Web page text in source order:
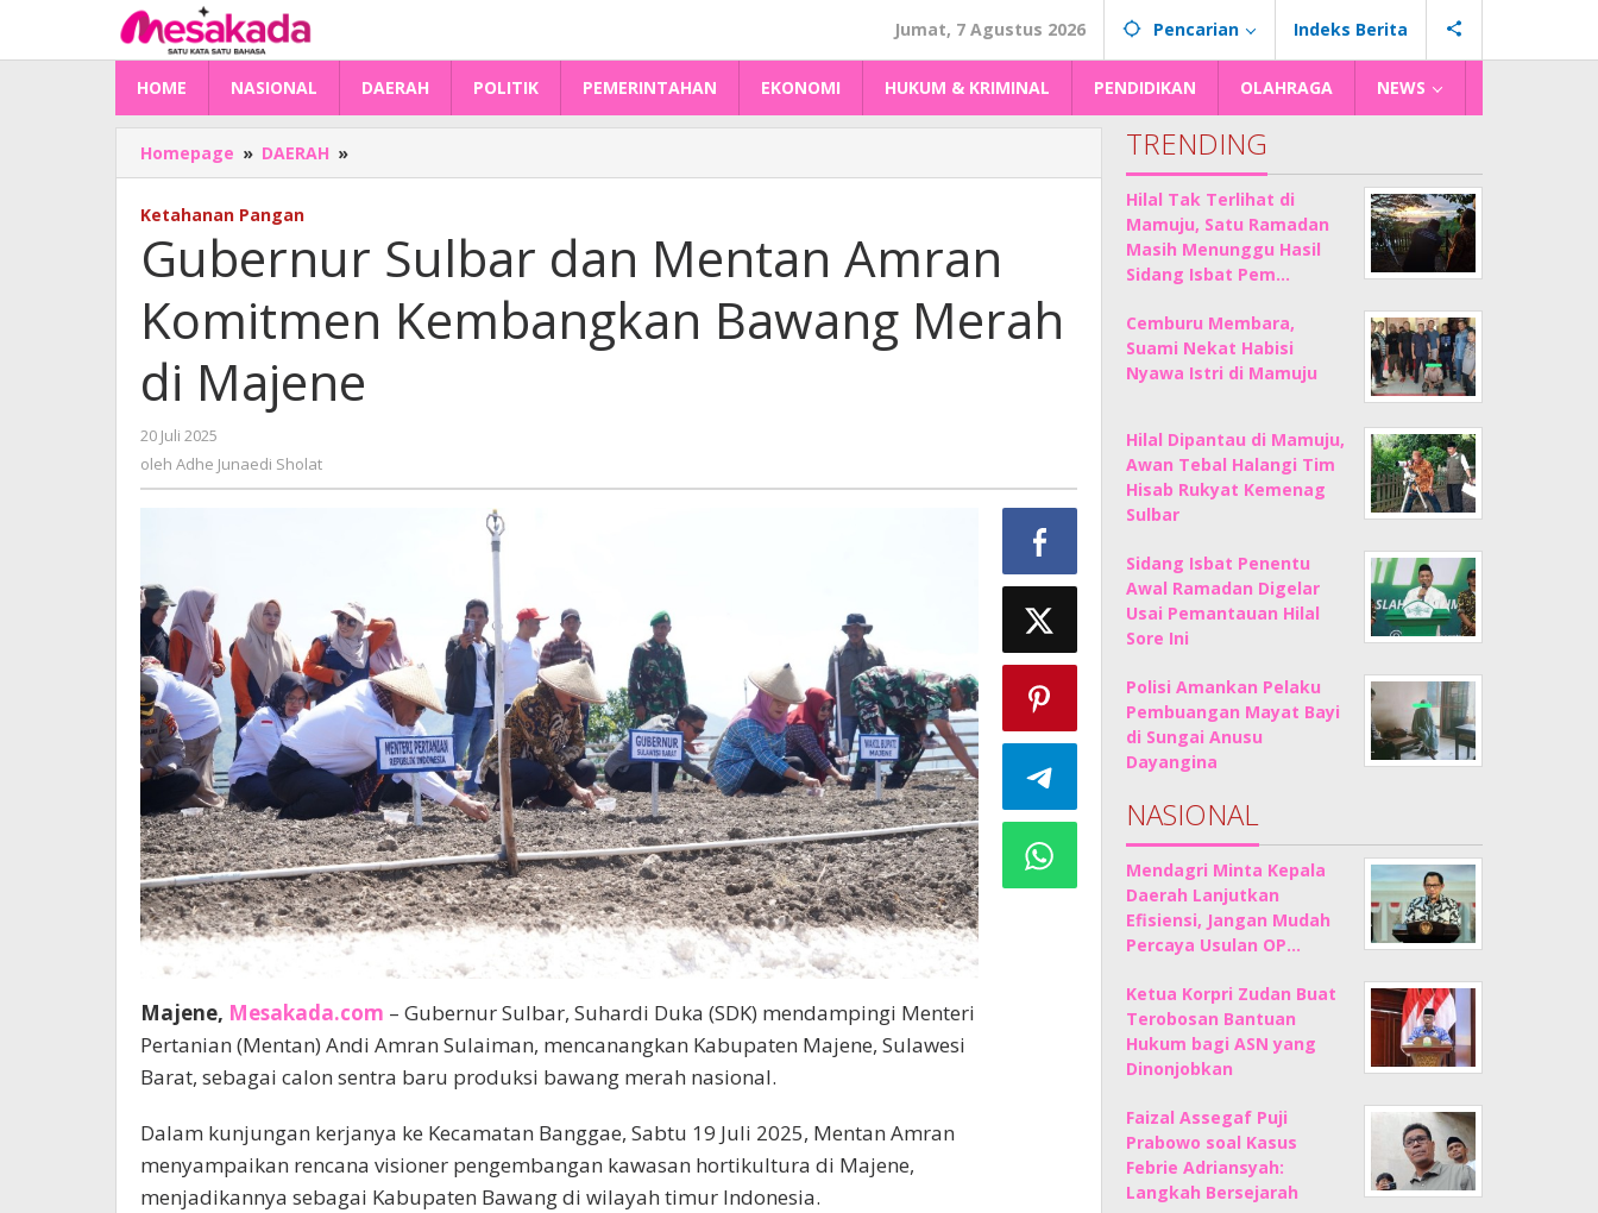
konten
Jumat, 7 Agustus 2026 Pencarian Indeks Berita
HOME NASIONAL DAERAH POLITIK PEMERINTAHAN EKONOMI HUKUM & KRIMINAL PENDIDIKAN OLAHRAGA NEWS
Homepage » DAERAH »
Sulbar
Amran
Komitmen
Kembangkan
Bawang
di
Majene
Ketahanan Pangan
Gubernur Sulbar dan Mentan Amran
Komitmen Kembangkan Bawang Merah
di Majene
20 Juli 2025
Adhe
oleh Adhe Junaedi Sholat
Majene, Mesakada.com – Gubernur Sulbar, Suhardi Duka (SDK) mendampingi Menteri
Pertanian (Mentan) Andi Amran Sulaiman, mencanangkan Kabupaten Majene, Sulawesi
Barat, sebagai calon sentra baru produksi bawang merah nasional.
Dalam kunjungan kerjanya ke Kecamatan Banggae, Sabtu 19 Juli 2025, Mentan Amran
menyampaikan rencana visioner pengembangan kawasan hortikultura di Majene,
menjadikannya sebagai Kabupaten Bawang di wilayah timur Indonesia.
TRENDING
Hilal Tak Terlihat di
Mamuju, Satu Ramadan
Masih Menunggu Hasil
Sidang Isbat Pem…
Cemburu Membara,
Suami Nekat Habisi
Nyawa Istri di Mamuju
Hilal Dipantau di Mamuju,
Awan Tebal Halangi Tim
Hisab Rukyat Kemenag
Sulbar
Sidang Isbat Penentu
Awal Ramadan Digelar
Usai Pemantauan Hilal
Sore Ini
Polisi Amankan Pelaku
Pembuangan Mayat Bayi
di Sungai Anusu
Dayangina
NASIONAL
Mendagri Minta Kepala
Daerah Lanjutkan
Efisiensi, Jangan Mudah
Percaya Usulan OP…
Ketua Korpri Zudan Buat
Terobosan Bantuan
Hukum bagi ASN yang
Dinonjobkan
Faizal Assegaf Puji
Prabowo soal Kasus
Febrie Adriansyah:
Langkah Bersejarah